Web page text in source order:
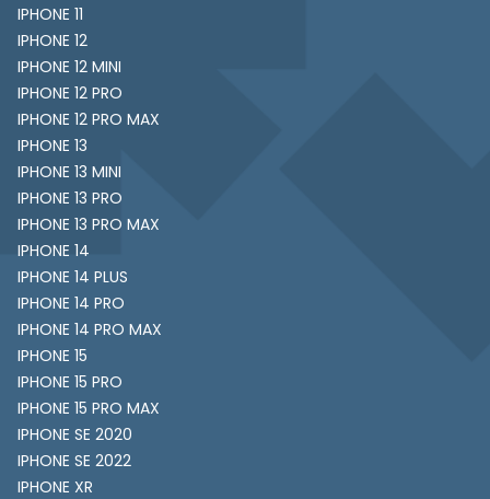
IPHONE 11
IPHONE 12
IPHONE 12 MINI
IPHONE 12 PRO
IPHONE 12 PRO MAX
IPHONE 13
IPHONE 13 MINI
IPHONE 13 PRO
IPHONE 13 PRO MAX
IPHONE 14
IPHONE 14 PLUS
IPHONE 14 PRO
IPHONE 14 PRO MAX
IPHONE 15
IPHONE 15 PRO
IPHONE 15 PRO MAX
IPHONE SE 2020
IPHONE SE 2022
IPHONE XR